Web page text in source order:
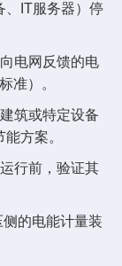
、IT服务器）停
电网反馈的电
准）。
筑或特定设备
方案。
行前，验证其
的电能计量装